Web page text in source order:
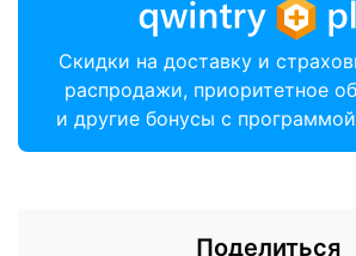
Скидки на доставку и
распродажи, приоритетное
и другие бонусы с
Поделиться